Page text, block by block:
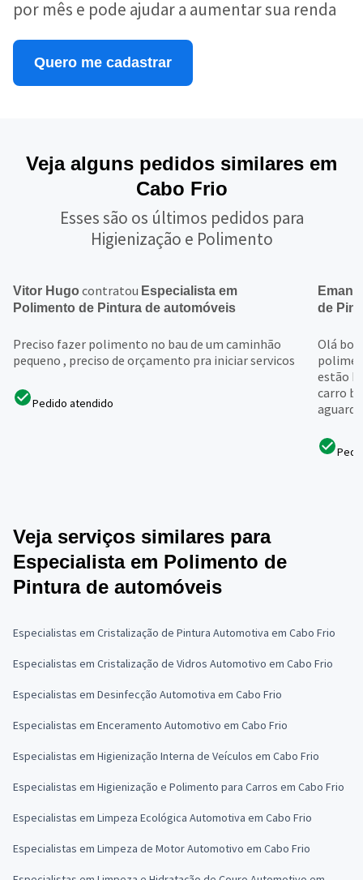
por mês e pode ajudar a aumentar sua renda
Quero me cadastrar
Veja alguns pedidos similares em
Cabo Frio
Esses são os últimos pedidos para
Higienização e Polimento
Vitor Hugo contratou Especialista em
Polimento de Pintura de automóveis
Preciso fazer polimento no bau de um caminhão
pequeno , preciso de orçamento pra iniciar servicos
Pedido atendido
de
Olá
estão
carro
Veja serviços similares para
Especialista em Polimento de
Pintura de automóveis
Especialistas em Cristalização de Pintura Automotiva em Cabo Frio
Especialistas em Cristalização de Vidros Automotivo em Cabo Frio
Especialistas em Desinfecção Automotiva em Cabo Frio
Especialistas em Enceramento Automotivo em Cabo Frio
Especialistas em Higienização Interna de Veículos em Cabo Frio
Especialistas em Higienização e Polimento para Carros em Cabo Frio
Especialistas em Limpeza Ecológica Automotiva em Cabo Frio
Especialistas em Limpeza de Motor Automotivo em Cabo Frio